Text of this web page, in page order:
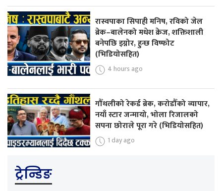
रास्वपाका सिपाही मनिष, रविको जेल
ब्रेक–बालेनको मधेश क्रेज, शक्तिशाली
बनेपछि इग्नोर, हुन्छ विष्फोट
(भिडियोसहित)
4 hours ago
गौँथलीको रेकर्ड ब्रेक, करोडौँको व्यापार,
नयाँ स्टार जन्मायो, भोला रिजालको
सपना छोराले पूरा गरे (भिडियोसहित)
1 day ago
ट्रेन्डिङ